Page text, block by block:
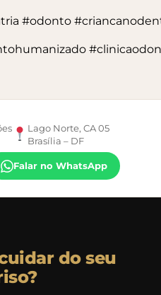
#odonto
Lago Norte, CA 05
Brasília – DF
Falar no WhatsApp
do seu